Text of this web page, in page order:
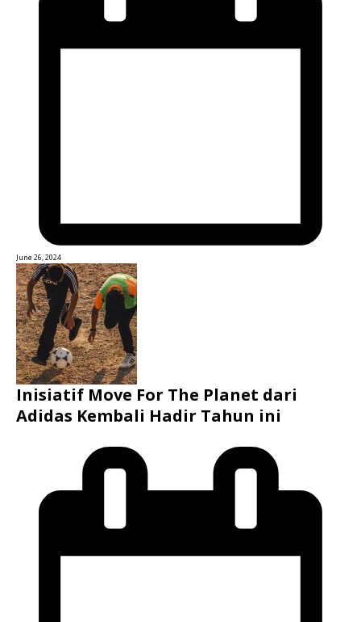
June 26, 2024
Inisiatif Move For The Planet dari
Adidas Kembali Hadir Tahun ini